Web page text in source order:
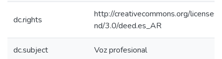
dc.rights
http://creativecommons.org/
nd/3.0/deed.es_AR
dc.subject Voz profesional